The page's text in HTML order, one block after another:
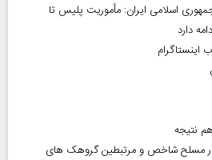
اسلامی ایران­: مأموریت پلیس تا
دارد
اینستاگرام
نتیجه
۸ نفر از اشرار مسلح شاخص و مرتبطین گروهک های